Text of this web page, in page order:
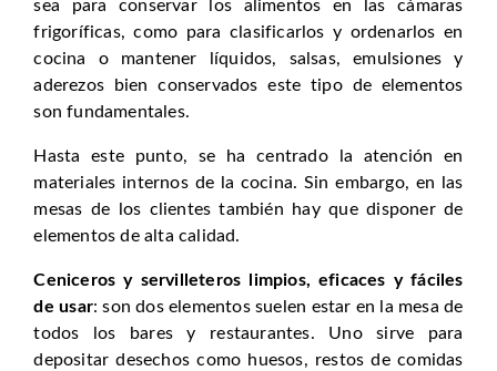
sea para conservar los alimentos en las cámaras
frigoríficas, como para clasificarlos y ordenarlos en
cocina o mantener líquidos, salsas, emulsiones y
aderezos bien conservados este tipo de elementos
son fundamentales.
Hasta este punto, se ha centrado la atención en
materiales internos de la cocina. Sin embargo, en las
mesas de los clientes también hay que disponer de
elementos de alta calidad.
Ceniceros y servilleteros limpios, eficaces y fáciles
de usar: son dos elementos suelen estar en la mesa de
todos los bares y restaurantes. Uno sirve para
depositar desechos como huesos, restos de comidas